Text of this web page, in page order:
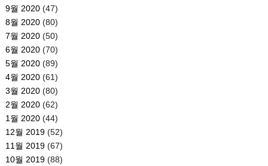
9월 2020(47)
8월 2020(80)
7월 2020(50)
6월 2020(70)
5월 2020(89)
4월 2020(61)
3월 2020(80)
2월 2020(62)
1월 2020(44)
12월 2019(52)
11월 2019(67)
10월 2019(88)